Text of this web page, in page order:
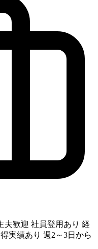
夫歓迎 社員登用あり 経
実績あり 週2～3日から